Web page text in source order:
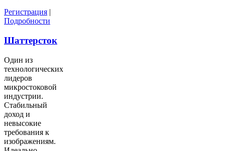
Регистрация |
Подробности
Шаттерсток
Один из
технологических
лидеров
микростоковой
индустрии.
Стабильный
доход и
невысокие
требования к
изображениям.